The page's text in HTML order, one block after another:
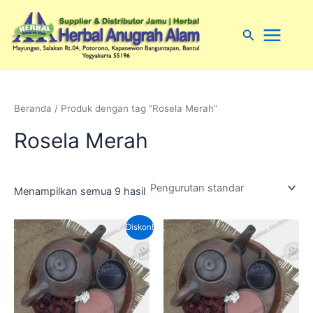
konten
CariMenu
Beranda / Produk dengan tag “Rosela Merah”
Rosela Merah
Menampilkan semua 9 hasil
Diskon!
Harga
aslinya
adalah:
Rp190,000.00.
Harga
saat
ini
adalah:
Rp140,000.00.